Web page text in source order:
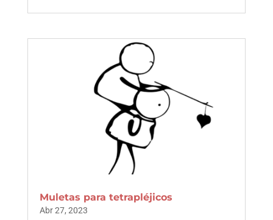
Muletas para tetrapléjicos
Abr 27, 2023